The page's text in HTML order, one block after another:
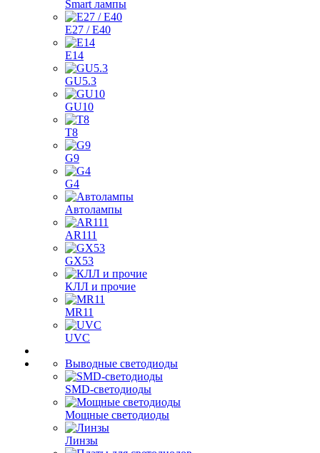
Smart лампы
E27 / E40
E14
GU5.3
GU10
T8
G9
G4
Автолампы
AR111
GX53
КЛЛ и прочие
MR11
UVC
Выводные светодиоды
SMD-светодиоды
Мощные светодиоды
Линзы